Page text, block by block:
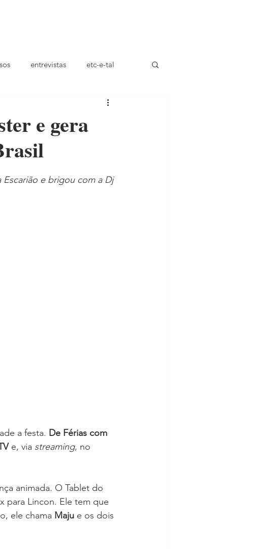
entrevistas etc-e-tal
e gera
e brigou com a Dj
a festa. De Férias com
e, via streaming, no
animada. O Tablet do
para Lincon. Ele tem que
ele chama Maju e os dois